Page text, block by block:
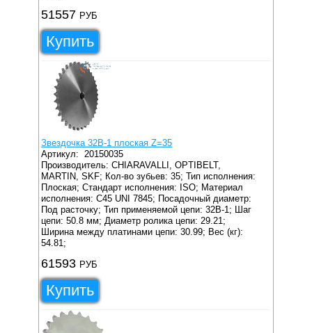
51557 РУБ
Купить
Звездочка 32B-1 плоская Z=35
Артикул: 20150035
Производитель: CHIARAVALLI, OPTIBELT,
MARTIN, SKF; Кол-во зубьев: 35; Тип исполнения:
Плоская; Стандарт исполнения: ISO; Материал
исполнения: C45 UNI 7845; Посадочный диаметр:
Под расточку; Тип применяемой цепи: 32B-1;
Шаг
цепи: 50.8 мм; Диаметр ролика цепи: 29.21;
Ширина между платинами цепи: 30.99; Вес (кг):
54.81;
61593 РУБ
Купить